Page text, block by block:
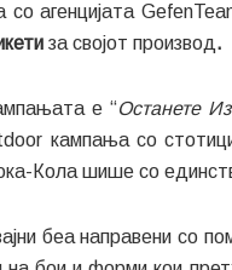
со агенцијата
за својот производ.
е “Останете
кампања со
Кола шише со
беа направени со